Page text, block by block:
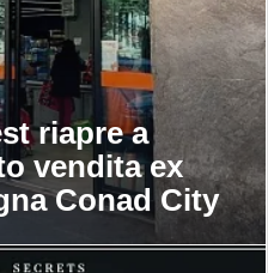
riapre a
vendita ex
Conad City